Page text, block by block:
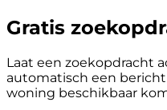
Gratis
Laat een zoekopdracht
automatisch een
woning beschikbaar